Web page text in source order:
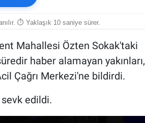
⏱ Yaklaşık 10 saniye sürer.
Mahallesi Özten Sokak'taki
haber alamayan yakınları,
Çağrı Merkezi'ne bildirdi.
edildi.